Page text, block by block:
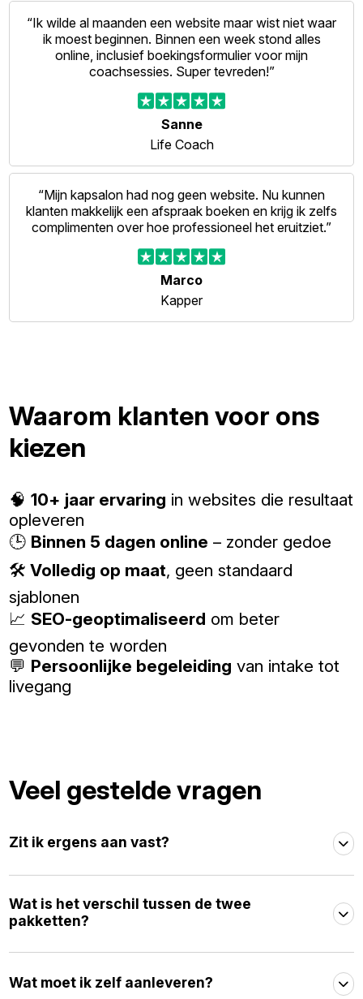
“Ik wilde al maanden een website maar wist niet waar
ik moest beginnen. Binnen een week stond alles
online, inclusief boekingsformulier voor mijn
coachsessies. Super tevreden!”
Sanne
Life Coach
“Mijn kapsalon had nog geen website. Nu kunnen
klanten makkelijk een afspraak boeken en krijg ik zelfs
complimenten over hoe professioneel het eruitziet.”
Marco
Kapper
Waarom klanten voor ons
kiezen
🧠10+ jaar ervaring in websites die resultaat
opleveren
🕒 Binnen 5 dagen online – zonder gedoe
🛠️Volledig op maat, geen standaard
sjablonen
📈 SEO-geoptimaliseerd om beter
gevonden te worden
💬 Persoonlijke begeleiding van intake tot
livegang
Veel gestelde vragen
Zit ik ergens aan vast?
Wat is het verschil tussen de twee
pakketten?
Wat moet ik zelf aanleveren?